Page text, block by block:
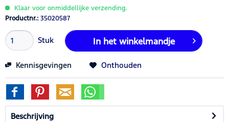
Klaar voor onmiddellijke verzending.
Productnr.: 35020587
Stuk In het winkelmandje
Kennisgevingen Onthouden
Beschrijving